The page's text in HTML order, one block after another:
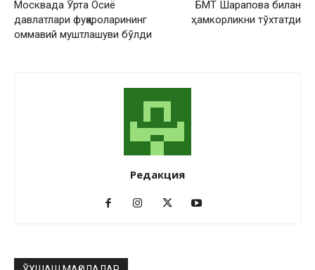
Москвада Ўрта Осиё
давлатлари фуқароларининг
оммавий муштлашуви бўлди
БМТ Шарапова билан
ҳамкорликни тўхтатди
Редакция